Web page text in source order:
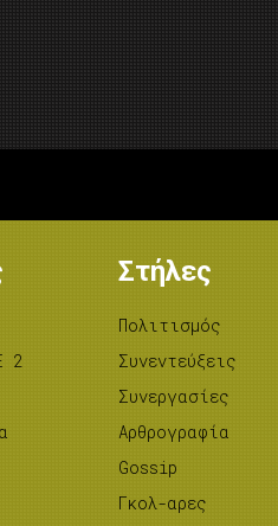
2
Στήλες
Πολιτισμός
Συνεντεύξεις
Συνεργασίες
Αρθρογραφία
Gossip
Γκολ-αρες